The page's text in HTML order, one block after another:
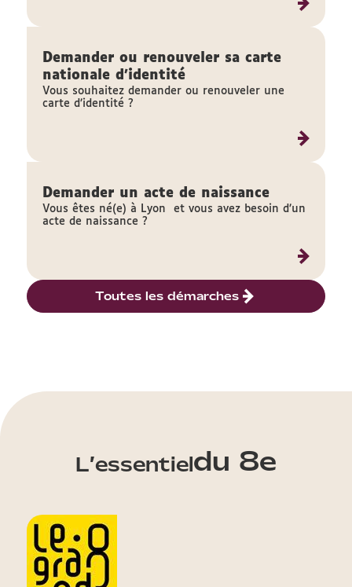
Demander ou renouveler sa carte
nationale d'identité
Vous souhaitez demander ou renouveler une
carte d’identité ?
Demander un acte de naissance
Vous êtes né(e) à Lyon et vous avez besoin d’un
acte de naissance ?
Toutes les démarches
L’essentieldu 8e